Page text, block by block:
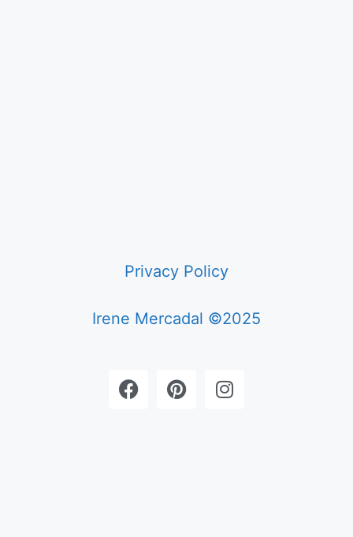
Privacy Policy
Irene Mercadal ©2025